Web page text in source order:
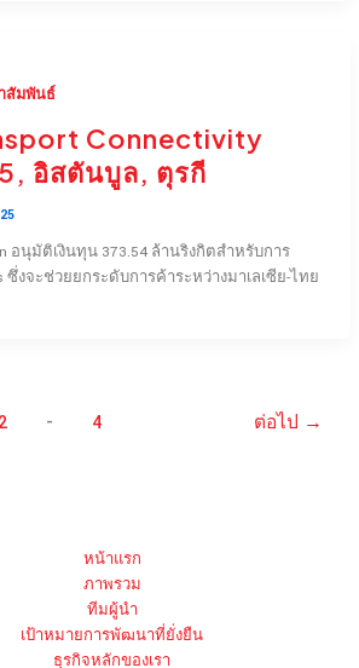
สัมพันธ์
Connectivity
อิสตันบูล, ตุรกี
อนุมัติเงินทุน 373.54 ล้านริงกิตสำหรับการ
ซึ่งจะช่วยยกระดับการค้าระหว่างมาเลเซีย-ไทย
2 - 4 ต่อไป →
หน้าแรก
ภาพรวม
ทีมผู้นำ
เป้าหมายการพัฒนาที่ยั่งยืน
ธุรกิจหลักของเรา